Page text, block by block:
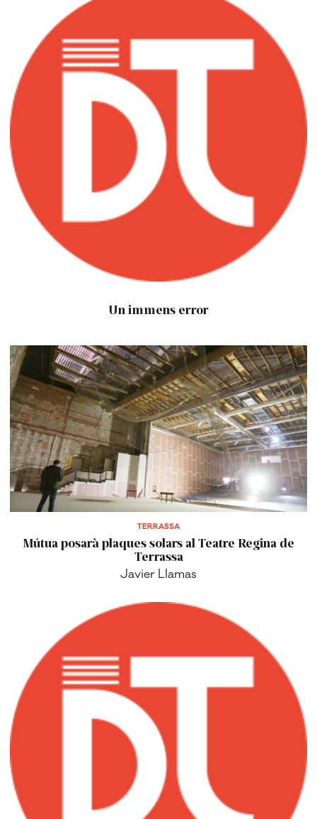
Un immens error
TERRASSA
Mútua posarà plaques solars al Teatre Regina de
Terrassa
Javier Llamas